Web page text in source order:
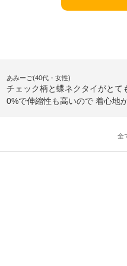
あみーご(40代・女性)
チェック柄と蝶ネクタイがと
0%で伸縮性も高いので 着心地
全